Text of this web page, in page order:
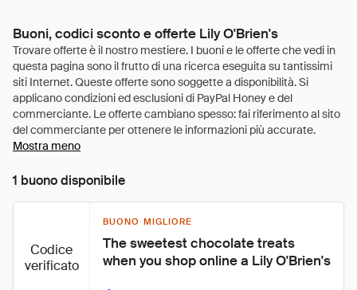
Buoni, codici sconto e offerte Lily O'Brien's
Mostra meno
1 buono disponibile
Codice
verificato
BUONO MIGLIORE
The sweetest chocolate treats
when you shop online a Lily O'Brien's